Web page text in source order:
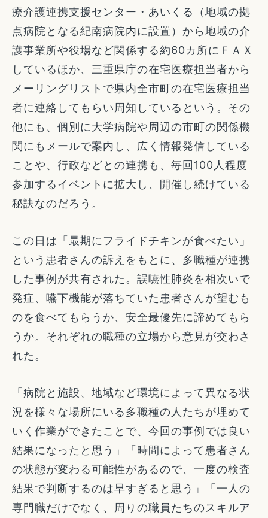
療介護連携支援センター・あいくる（地域の拠
点病院となる紀南病院内に設置）から地域の介
護事業所や役場など関係する約60カ所にＦＡＸ
しているほか、三重県庁の在宅医療担当者から
メーリングリストで県内全市町の在宅医療担当
者に連絡してもらい周知しているという。その
他にも、個別に大学病院や周辺の市町の関係機
関にもメールで案内し、広く情報発信している
ことや、行政などとの連携も、毎回100人程度
参加するイベントに拡大し、開催し続けている
秘訣なのだろう。
この日は「最期にフライドチキンが食べたい」
という患者さんの訴えをもとに、多職種が連携
した事例が共有された。誤嚥性肺炎を相次いで
発症、嚥下機能が落ちていた患者さんが望むも
のを食べてもらうか、安全最優先に諦めてもら
うか。それぞれの職種の立場から意見が交わさ
れた。
「病院と施設、地域など環境によって異なる状
況を様々な場所にいる多職種の人たちが埋めて
いく作業ができたことで、今回の事例では良い
結果になったと思う」「時間によって患者さん
の状態が変わる可能性があるので、一度の検査
結果で判断するのは早すぎると思う」「一人の
専門職だけでなく、周りの職員たちのスキルア